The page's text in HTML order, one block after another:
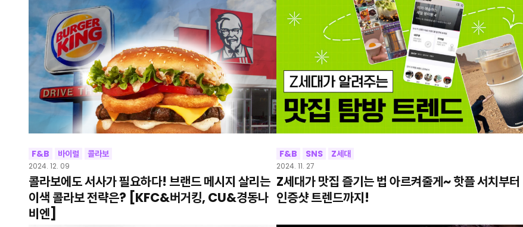
F&B 바이럴 콜라보
2024. 12. 09
콜라보에도 서사가 필요하다! 브랜드 메시지 살리는
이색 콜라보 전략은? [KFC&버거킹, CU&경동나
비엔]
F&B SNS Z세대
2024. 11. 27
Z세대가 맛집 즐기는 법 아르켜줄게~ 핫플 서치부터
인증샷 트렌드까지!